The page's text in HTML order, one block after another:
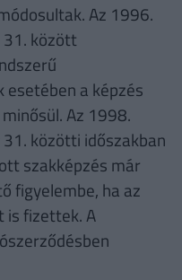
Az 1996.
31. között
esetében a képzés
Az 1998.
közötti időszakban
szakképzés már
figyelembe, ha az
is fizettek. A